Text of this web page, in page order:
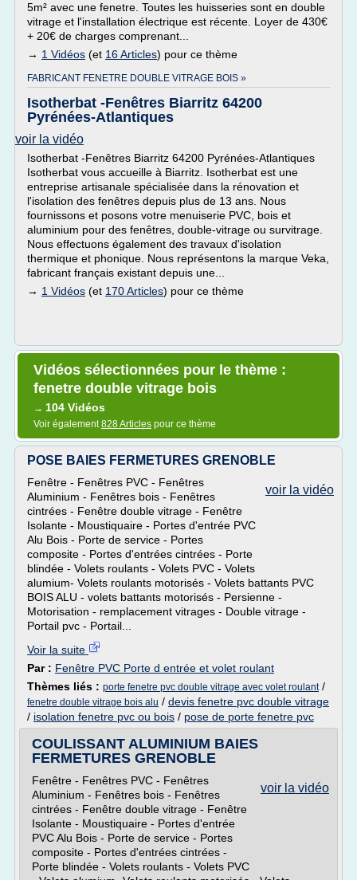
5m² avec une fenetre. Toutes les huisseries sont en double
vitrage et l'installation électrique est récente. Loyer de 430€
+ 20€ de charges comprenant...
→ 1 Vidéos (et 16 Articles) pour ce thème
FABRICANT FENETRE DOUBLE VITRAGE BOIS »
Isotherbat -Fenêtres Biarritz 64200
Pyrénées-Atlantiques
voir la vidéo
Isotherbat -Fenêtres Biarritz 64200 Pyrénées-Atlantiques
Isotherbat vous accueille à Biarritz. Isotherbat est une
entreprise artisanale spécialisée dans la rénovation et
l'isolation des fenêtres depuis plus de 13 ans. Nous
fournissons et posons votre menuiserie PVC, bois et
aluminium pour des fenêtres, double-vitrage ou survitrage.
Nous effectuons également des travaux d'isolation
thermique et phonique. Nous représentons la marque Veka,
fabricant français existant depuis une...
→ 1 Vidéos (et 170 Articles) pour ce thème
Vidéos sélectionnées pour le thème :
fenetre double vitrage bois
→ 104 Vidéos
Voir également828 Articles pour ce thème
POSE BAIES FERMETURES GRENOBLE
voir la vidéo
Fenêtre - Fenêtres PVC - Fenêtres
Aluminium - Fenêtres bois - Fenêtres
cintrées - Fenêtre double vitrage - Fenêtre
Isolante - Moustiquaire - Portes d'entrée PVC
Alu Bois - Porte de service - Portes
composite - Portes d'entrées cintrées - Porte
blindée - Volets roulants - Volets PVC - Volets
alumium- Volets roulants motorisés - Volets battants PVC
BOIS ALU - volets battants motorisés - Persienne -
Motorisation - remplacement vitrages - Double vitrage -
Portail pvc - Portail...
Voir la suite
Par : Fenêtre PVC Porte d entrée et volet roulant
Thèmes liés : porte fenetre pvc double vitrage avec volet roulant/
fenetre double vitrage bois alu / devis fenetre pvc double vitrage
/ isolation fenetre pvc ou bois / pose de porte fenetre pvc
COULISSANT ALUMINIUM BAIES
FERMETURES GRENOBLE
voir la vidéo
Fenêtre - Fenêtres PVC - Fenêtres
Aluminium - Fenêtres bois - Fenêtres
cintrées - Fenêtre double vitrage - Fenêtre
Isolante - Moustiquaire - Portes d'entrée
PVC Alu Bois - Porte de service - Portes
composite - Portes d'entrées cintrées -
Porte blindée - Volets roulants - Volets PVC